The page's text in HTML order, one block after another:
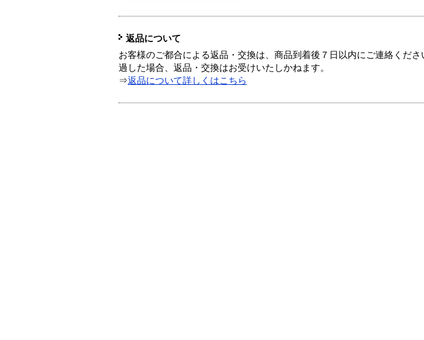
返品について
お客様のご都合による返品・交換は、商品到着後７日以内にご連絡くだ
過した場合、返品・交換はお受けいたしかねます。
⇒返品について詳しくはこちら